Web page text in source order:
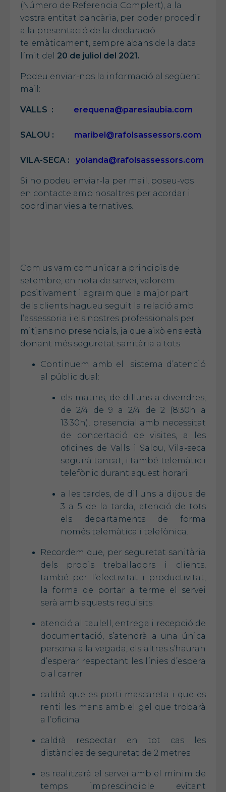
(Número de Referencia Complert), a la
vostra entitat bancària, per poder procedir
a la presentació de la declaració
telemàticament, sempre abans de la data
límit del 20 de juliol del 2021.
Podeu enviar-nos la informació al següent
mail:
VALLS : erequena@paresiaubia.com
SALOU : maribel@rafolsassessors.com
VILA-SECA : yolanda@rafolsassessors.com
Si no podeu enviar-la per mail, poseu-vos
en contacte amb nosaltres per acordar i
coordinar vies alternatives.
Com us vam comunicar a principis de
setembre, en nota de servei, valorem
positivament i agraïm que la major part
dels clients hagueu seguit la relació amb
l’assessoria i els nostres professionals per
mitjans no presencials, ja que això ens està
donant més seguretat sanitària a tots.
Continuem amb el sistema d’atenció
al públic dual:
els matins, de dilluns a divendres,
de 2/4 de 9 a 2/4 de 2 (8:30h a
13:30h), presencial amb necessitat
de concertació de visites, a les
oficines de Valls i Salou, Vila-seca
seguirà tancat, i també telemàtic i
telefònic durant aquest horari
a les tardes, de dilluns a dijous de
3 a 5 de la tarda, atenció de tots
els departaments de forma
només telemàtica i telefònica.
Recordem que, per seguretat sanitària
dels propis treballadors i clients,
també per l’efectivitat i productivitat,
la forma de portar a terme el servei
serà amb aquests requisits:
atenció al taulell, entrega i recepció de
documentació, s’atendrà a una única
persona a la vegada, els altres s’hauran
d’esperar respectant les línies d’espera
o al carrer
caldrà que es porti mascareta i que es
renti les mans amb el gel que trobarà
a l’oficina
caldrà respectar en tot cas les
distàncies de seguretat de 2 metres
es realitzarà el servei amb el mínim de
temps imprescindible evitant